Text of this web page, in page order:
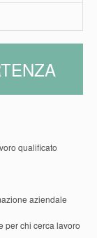
qualificato
aziendale
per chi cerca lavoro